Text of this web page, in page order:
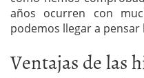
años ocurren con
podemos llegar a pensar
Ventajas de las